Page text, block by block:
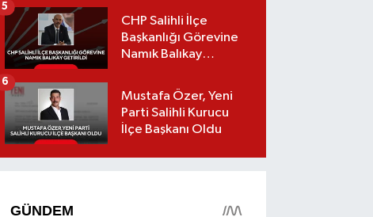
CHP Salihli İlçe
Başkanlığı Görevine
Namık Balıkay
5
Mustafa Özer, Yeni
Parti Salihli Kurucu
İlçe Başkanı Oldu
6